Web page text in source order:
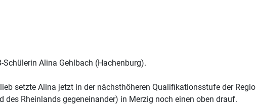
Alina Gehlbach (Hachenburg).
setzte Alina jetzt in der nächsthöheren Qualifikationsstufe der
Rheinlands gegeneinander) in Merzig noch einen oben drauf.